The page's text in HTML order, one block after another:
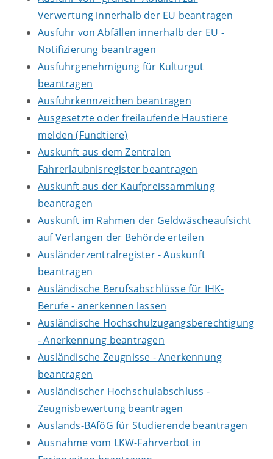
Verwertung innerhalb der EU beantragen
Ausfuhr von Abfällen innerhalb der EU -
Notifizierung beantragen
Ausfuhrgenehmigung für Kulturgut
beantragen
Ausfuhrkennzeichen beantragen
Ausgesetzte oder freilaufende Haustiere
melden (Fundtiere)
Auskunft aus dem Zentralen
Fahrerlaubnisregister beantragen
Auskunft aus der Kaufpreissammlung
beantragen
Auskunft im Rahmen der Geldwäscheaufsicht
auf Verlangen der Behörde erteilen
Ausländerzentralregister - Auskunft
beantragen
Ausländische Berufsabschlüsse für IHK-
Berufe - anerkennen lassen
Ausländische Hochschulzugangsberechtigung
- Anerkennung beantragen
Ausländische Zeugnisse - Anerkennung
beantragen
Ausländischer Hochschulabschluss -
Zeugnisbewertung beantragen
Auslands-BAföG für Studierende beantragen
Ausnahme vom LKW-Fahrverbot in